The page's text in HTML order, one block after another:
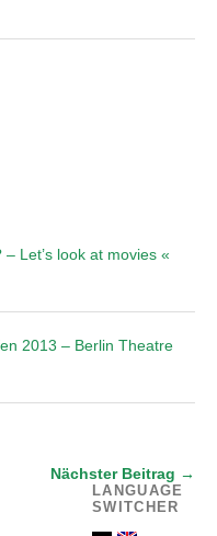
Let’s look at movies «
2013 – Berlin Theatre
Nächster Beitrag →
LANGUAGE
SWITCHER